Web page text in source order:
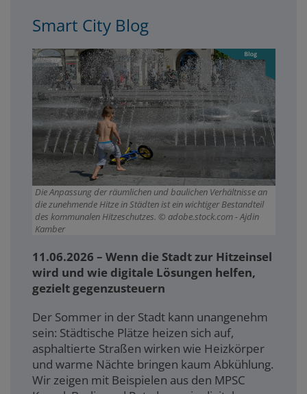
Smart City Blog
Die Anpassung der räumlichen und baulichen Verhältnisse an
die zunehmende Hitze in Städten ist ein wichtiger Bestandteil
des kommunalen Hitzeschutzes.
adobe.stock.com - Ajdin
Kamber
11.06.2026 – Wenn die Stadt zur Hitzeinsel
wird und wie digitale Lösungen helfen,
gezielt gegenzusteuern
Der Sommer in der Stadt kann unangenehm
sein: Städtische Plätze heizen sich auf,
asphaltierte Straßen wirken wie Heizkörper
und warme Nächte bringen kaum Abkühlung.
Wir zeigen mit Beispielen aus den MPSC